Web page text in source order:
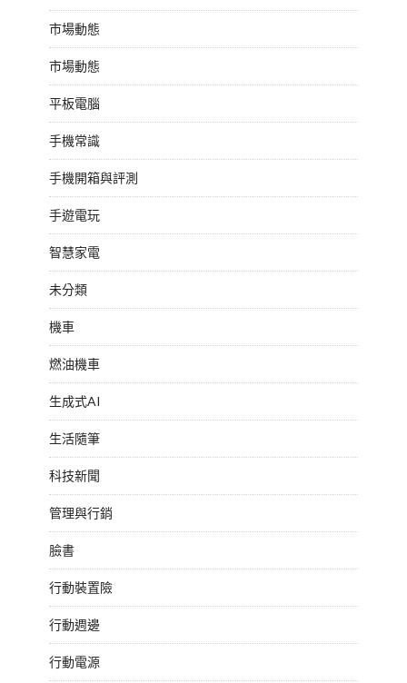
市場動態
市場動態
平板電腦
手機常識
手機開箱與評測
手遊電玩
智慧家電
未分類
機車
燃油機車
生成式AI
生活隨筆
科技新聞
管理與行銷
臉書
行動裝置險
行動週邊
行動電源